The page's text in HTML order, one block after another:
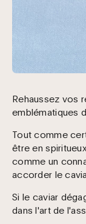
Rehaussez vos
emblématiques
Tout comme
être en
comme un
accorder le
Si le caviar
dans l'art de